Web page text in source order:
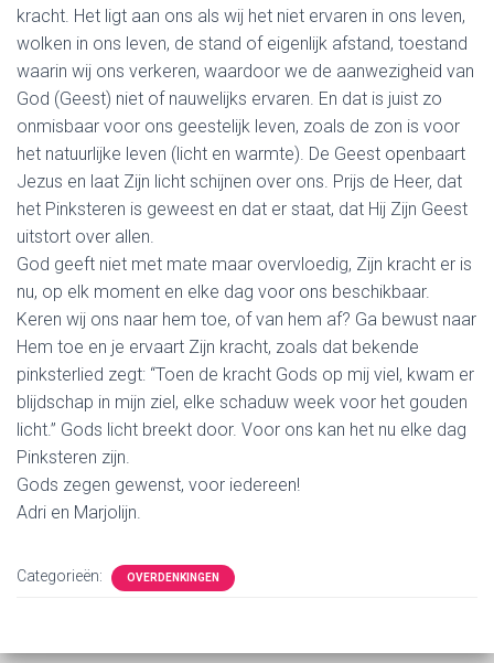
kracht. Het ligt aan ons als wij het niet ervaren in ons leven,
wolken in ons leven, de stand of eigenlijk afstand, toestand
waarin wij ons verkeren, waardoor we de aanwezigheid van
God (Geest) niet of nauwelijks ervaren. En dat is juist zo
onmisbaar voor ons geestelijk leven, zoals de zon is voor
het natuurlijke leven (licht en warmte). De Geest openbaart
Jezus en laat Zijn licht schijnen over ons. Prijs de Heer, dat
het Pinksteren is geweest en dat er staat, dat Hij Zijn Geest
uitstort over allen.
God geeft niet met mate maar overvloedig, Zijn kracht er is
nu, op elk moment en elke dag voor ons beschikbaar.
Keren wij ons naar hem toe, of van hem af? Ga bewust naar
Hem toe en je ervaart Zijn kracht, zoals dat bekende
pinksterlied zegt: “Toen de kracht Gods op mij viel, kwam er
blijdschap in mijn ziel, elke schaduw week voor het gouden
licht.” Gods licht breekt door. Voor ons kan het nu elke dag
Pinksteren zijn.
Gods zegen gewenst, voor iedereen!
Adri en Marjolijn.
Categorieën: OVERDENKINGEN